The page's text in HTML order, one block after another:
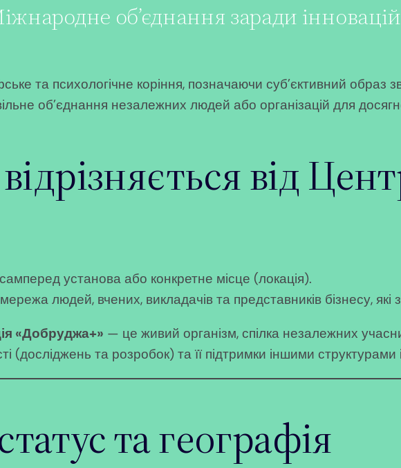
об’єднання заради
та психологічне коріння, позначаючи суб’єктивний образ
об’єднання незалежних людей або організацій для
від
установа або конкретне місце (локація).
людей, вчених, викладачів та представників бізнесу, які
«Добруджа+» — це живий організм, спілка незалежних
(досліджень та розробок) та її підтримки іншими
та географія